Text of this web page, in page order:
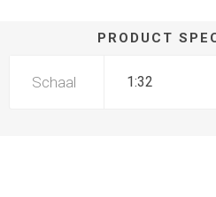
PRODUCT
Schaal 1:32